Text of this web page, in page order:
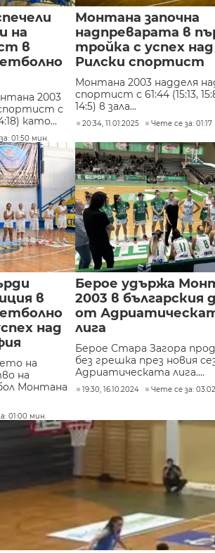
на
в
2003
с
като...
01:50 мин.
Монтана започна
надпреварата в
тройка с успех над
Рилски спортист
Монтана 2003 надделя
спортист с 61:44 (15:13,
14:5) в зала...
20:34, 11.01.2025 Чете се за:
в
над
на
на
Монтана
01:00 мин.
Берое удържа
2003 в българския
от
лига
Берое Стара Загора
без грешка през новия
Адриатическата лига....
19:30, 16.10.2024 Чете се за: